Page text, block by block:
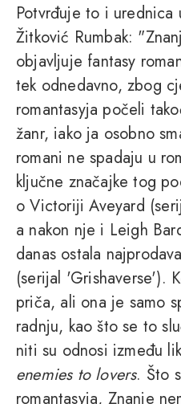
Potvrđuje to i urednica
Žitković Rumbak:
objavljuje fantasy
tek odnedavno, zbog
romantasyja počeli
žanr, iako ja osobno
romani ne spadaju u
ključne značajke tog
o Victoriji Aveyard
a nakon nje i Leigh
danas ostala
(serijal 'Grishaverse').
priča, ali ona je samo
radnju, kao što se to
niti su odnosi između
enemies to lovers. Što
romantasyja, Znanje